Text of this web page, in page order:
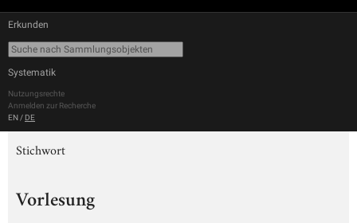
Erkunden
Systematik
Nutzungsrechte
Anmelden zur Recherche
EN / DE
Stichwort
Vorlesung